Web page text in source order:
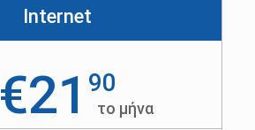
Internet
€21 90
το μήνα